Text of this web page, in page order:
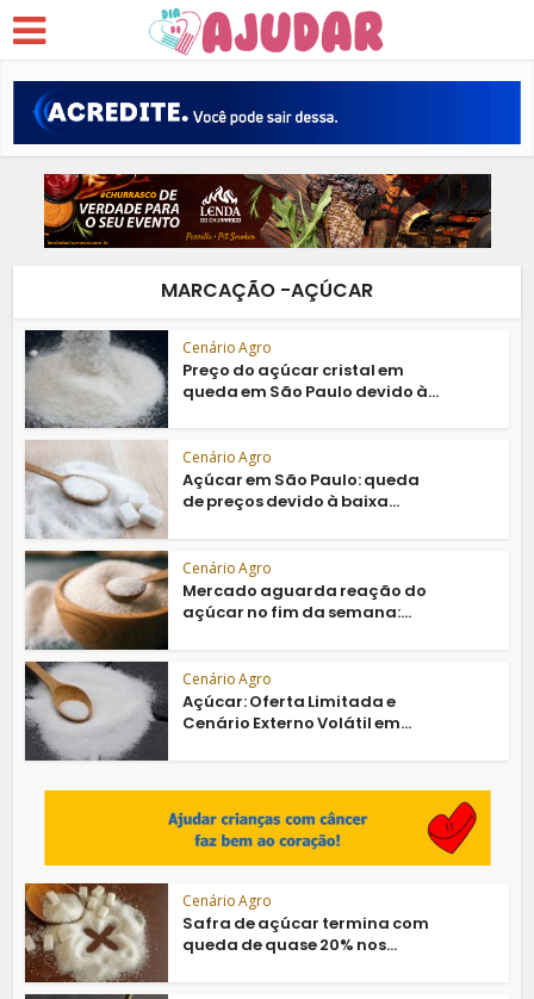
MARCAÇÃO -AÇÚCAR
Cenário Agro
Preço do açúcar cristal em
queda em São Paulo devido à...
Cenário Agro
Açúcar em São Paulo: queda
de preços devido à baixa...
Cenário Agro
Mercado aguarda reação do
açúcar no fim da semana:...
Cenário Agro
Açúcar: Oferta Limitada e
Cenário Externo Volátil em...
Cenário Agro
Safra de açúcar termina com
queda de quase 20% nos...